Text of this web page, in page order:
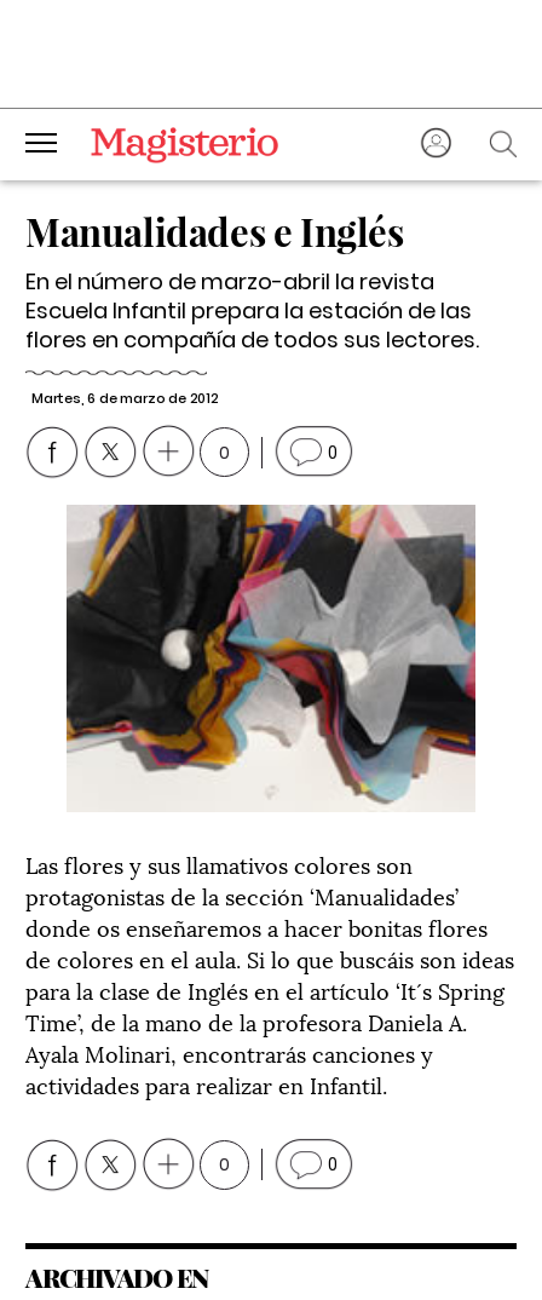
Manualidades e Inglés
En el número de marzo-abril la revista
Escuela Infantil prepara la estación de las
flores en compañía de todos sus lectores.
Martes, 6 de marzo de 2012
0 0
Las flores y sus llamativos colores son
protagonistas de la sección ‘Manualidades’
donde os enseñaremos a hacer bonitas flores
de colores en el aula. Si lo que buscáis son ideas
para la clase de Inglés en el artículo ‘It´s Spring
Time’, de la mano de la profesora Daniela A.
Ayala Molinari, encontrarás canciones y
actividades para realizar en Infantil.
0 0
ARCHIVADO EN